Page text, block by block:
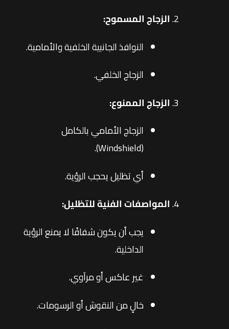
الزجاج المسموح:
النوافذ الجانبية الخلفية والأمامية.
الزجاج الخلفي.
الزجاج الممنوع:
الزجاج الأمامي بالكامل
(Windshield).
أي تظليل يحجب الرؤية.
المواصفات الفنية للتظليل:
يجب أن يكون شفافًا لا يمنع الرؤية
الداخلية.
غير عاكس أو مرآوي.
خالٍ من النقوش أو الرسومات.